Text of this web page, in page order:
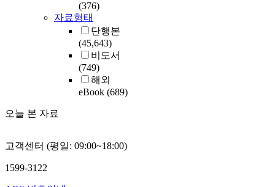
(376)
자료형태
단행본
(45,643)
비도서
(749)
해외
eBook (689)
오늘 본 자료
고객센터 (평일: 09:00~18:00)
1599-3122